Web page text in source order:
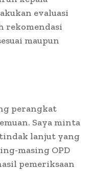
evaluasi
rekomendasi
maupun
perangkat
Saya minta
lanjut yang
masing OPD
pemeriksaan